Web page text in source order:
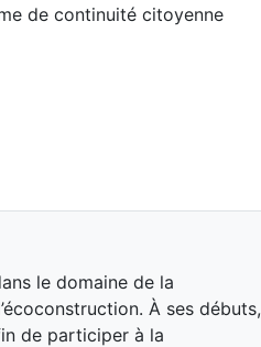
de continuité citoyenne
le domaine de la
À ses débuts,
de participer à la